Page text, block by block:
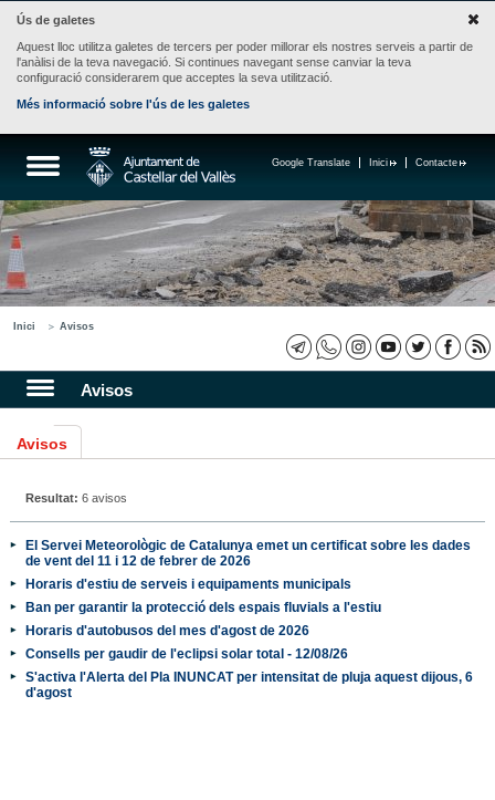
Ús de galetes
Aquest lloc utilitza galetes de tercers per poder millorar els nostres serveis a partir de
l'anàlisi de la teva navegació. Si continues navegant sense canviar la teva
configuració considerarem que acceptes la seva utilització.
Més informació sobre l'ús de les galetes
Contacte
Inici
Google Translate
Inici Avisos
Avisos
Avisos
Resultat: 6 avisos
El Servei Meteorològic de Catalunya emet un certificat sobre les dades
de vent del 11 i 12 de febrer de 2026
Horaris d'estiu de serveis i equipaments municipals
Ban per garantir la protecció dels espais fluvials a l'estiu
Horaris d'autobusos del mes d'agost de 2026
Consells per gaudir de l'eclipsi solar total - 12/08/26
S'activa l'Alerta del Pla INUNCAT per intensitat de pluja aquest dijous, 6
d'agost